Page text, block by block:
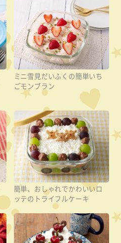
ミニ雪見だいふくの簡単いち
ごモンブラン
簡単、おしゃれでかわいいロ
ッテのトライフルケーキ